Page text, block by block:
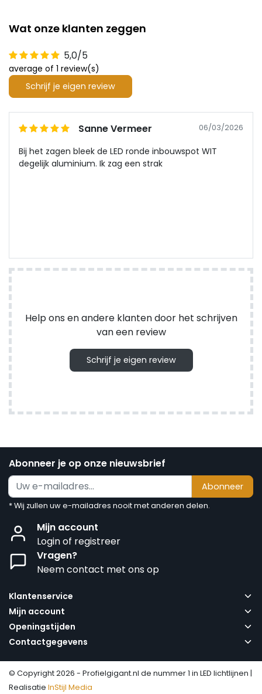
Wat onze klanten zeggen
5,0/5
average of 1 review(s)
Schrijf je eigen review
Sanne Vermeer 06/03/2026
Bij het zagen bleek de LED ronde inbouwspot WIT
degelijk aluminium. Ik zag een strak
Help ons en andere klanten door het schrijven
van een review
Schrijf je eigen review
Abonneer je op onze nieuwsbrief
Abonneer
* Wij zullen uw e-mailadres nooit met anderen delen.
Mijn account
Login of registreer
Vragen?
Neem contact met ons op
Klantenservice
Mijn account
Openingstijden
Contactgegevens
© Copyright 2026 - Profielgigant.nl de nummer 1 in LED lichtlijnen |
Realisatie InStijl Media